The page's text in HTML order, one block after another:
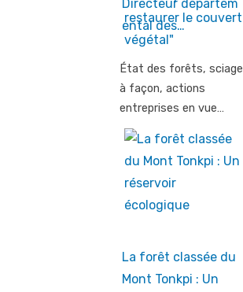
Directeur départem
ental des…
État des forêts, sciage
à façon, actions
entreprises en vue…
La forêt classée du
Mont Tonkpi : Un